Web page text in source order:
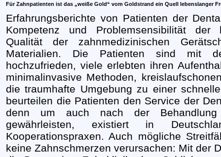
Für Zahnpatienten ist das „weiße Gold“ vom Goldstrand ein Quell lebenslanger
Erfahrungsberichte von Patienten der
Kompetenz und Problemsensibilität der
Qualität der zahnmedizinischen
Materialien. Die Patienten sind mit
hochzufrieden, viele erlebten ihren
minimalinvasive Methoden,
die traumhafte Umgebung zu einer
beurteilen die Patienten den Service der
denn um auch nach der
gewährleisten, existiert in
Kooperationspraxen. Auch mögliche
keine Zahnschmerzen verursachen: Mit der